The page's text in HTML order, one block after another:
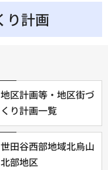
り計画
地区計画等・地区街づ
くり計画一覧
世田谷西部地域北烏山
北部地区